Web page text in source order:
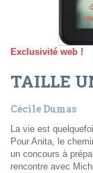
Exclusivité web !
TAILLE
Cécile Dumas
La vie est
Pour Anita, le
un concours à
rencontre avec